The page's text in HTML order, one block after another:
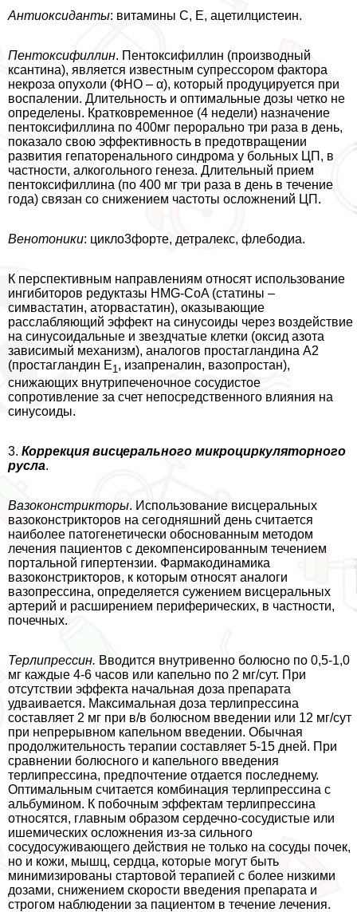
Антиоксиданты: витамины С, Е, ацетилцистеин.
Пентоксифиллин. Пентоксифиллин (производный
ксантина), является известным супрессором фактора
некроза опухоли (ФНО – α), который продуцируется при
воспалении. Длительность и оптимальные дозы четко не
определены. Кратковременное (4 недели) назначение
пентоксифиллина по 400мг перopaльно три раза в день,
показало свою эффективность в предотвращении
развития гепаторенального синдрома у больных ЦП, в
частности, алкогольного генеза. Длительный прием
пентоксифиллина (по 400 мг три раза в день в течение
года) связан со снижением частоты осложнений ЦП.
Венотоники: цикло3форте, детралекс, флебодиа.
К перспективным направлениям относят использование
ингибиторов редуктазы HMG-CoA (статины –
симвастатин, аторвастатин), оказывающие
расслабляющий эффект на синусоиды через воздействие
на синусоидальные и звездчатые клетки (оксид азота
зависимый механизм), аналогов простагландина A2
(простагландин Е1, изапреналин, вазопростан),
снижающих внутрипеченочное сосудистое
сопротивление за счет непосредственного влияния на
синусоиды.
3. Коррекция висцерального микроциркуляторного
русла.
Вазоконстрикторы. Использование висцеральных
вазоконстрикторов на сегодняшний день считается
наиболее патогенетически обоснованным методом
лечения пациентов с декомпенсированным течением
портальной гипертензии. Фармакодинамика
вазоконстрикторов, к которым относят аналоги
вазопрессина, определяется сужением висцеральных
артерий и расширением периферических, в частности,
почечных.
Терлипрессин. Вводится внутривенно болюсно по 0,5-1,0
мг каждые 4-6 часов или капельно по 2 мг/сут. При
отсутствии эффекта начальная доза препарата
удваивается. Максимальная доза терлипрессина
составляет 2 мг при в/в болюсном введении или 12 мг/сут
при непрерывном капельном введении. Обычная
продолжительность терапии составляет 5-15 дней. При
сравнении болюсного и капельного введения
терлипрессина, предпочтение отдается последнему.
Оптимальным считается комбинация терлипрессина с
альбумином. К побочным эффектам терлипрессина
относятся, главным образом сердечно-сосудистые или
ишемических осложнения из-за сильного
сосудосуживающего действия не только на сосуды почек,
но и кожи, мышц, сердца, которые могут быть
минимизированы стартовой терапией с более низкими
дозами, снижением скорости введения препарата и
строгом наблюдении за пациентом в течение лечения.